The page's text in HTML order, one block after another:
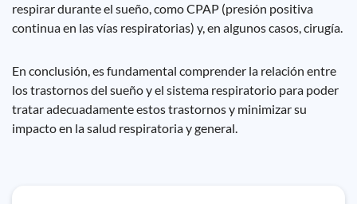
respirar durante el sueño, como CPAP (presión positiva
continua en las vías respiratorias) y, en algunos casos, cirugía.
En conclusión, es fundamental comprender la relación entre
los trastornos del sueño y el sistema respiratorio para poder
tratar adecuadamente estos trastornos y minimizar su
impacto en la salud respiratoria y general.